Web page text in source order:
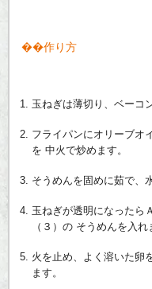
作り方
玉ねぎは薄切り、ベーコ
フライパンにオリーブオ
を 中火で炒めます。
そうめんを固めに茹で、
玉ねぎが透明になったら
（３）の そうめんを入れ
火を止め、よく溶いた卵
ます。